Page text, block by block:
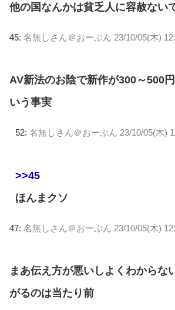
他の国なんかは貧乏人に容赦ない
45: 名無しさん＠おーぷん 23/10/05(木)
AV新法のお陰で新作が300～500
いう事実
52: 名無しさん＠おーぷん 23/10/05(木)
>>45
ほんまクソ
47: 名無しさん＠おーぷん 23/10/05(木)
まあ伝え方が悪いしよくわからな
がるのは当たり前